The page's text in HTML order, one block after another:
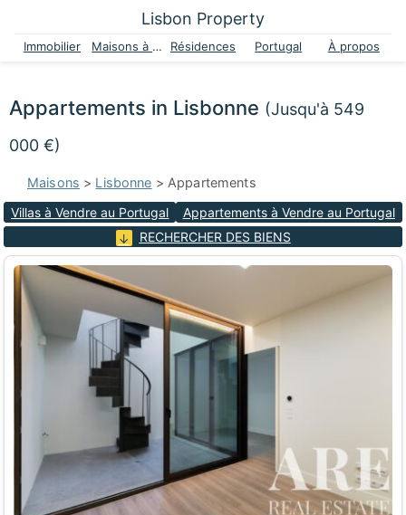
Lisbon Property
Immobilier Maisons à vendre Résidences Portugal À propos
Appartements in Lisbonne (Jusqu'à 549
000 €)
Maisons > Lisbonne > Appartements
Villas à Vendre au Portugal
Appartements à Vendre au Portugal
RECHERCHER DES BIENS